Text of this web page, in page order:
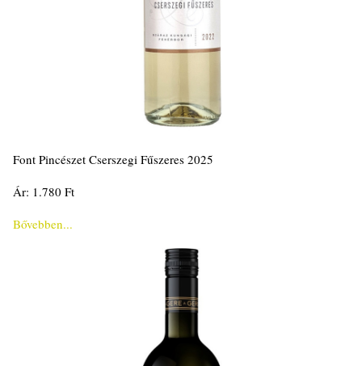
Font Pincészet Cserszegi Fűszeres 2025
Ár: 1.780 Ft
Bővebben...